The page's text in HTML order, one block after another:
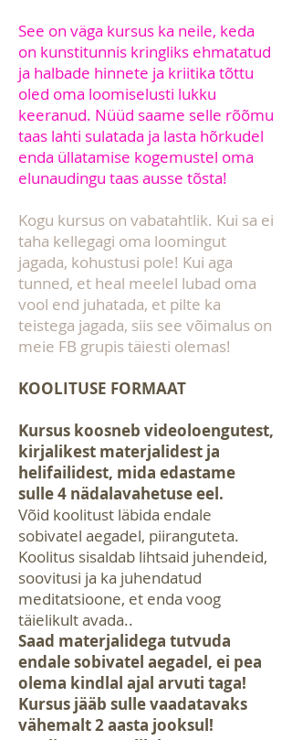
See on väga kursus ka neile, keda
on kunstitunnis kringliks ehmatatud
ja halbade hinnete ja kriitika tõttu
oled oma loomiselusti lukku
keeranud. Nüüd saame selle rõõmu
taas lahti sulatada ja lasta hõrkudel
enda üllatamise kogemustel oma
elunaudingu taas ausse tõsta!
Kogu kursus on vabatahtlik. Kui sa ei
taha kellegagi oma loomingut
jagada, kohustusi pole! Kui aga
tunned, et heal meelel lubad oma
vool end juhatada, et pilte ka
teistega jagada, siis see võimalus on
meie FB grupis täiesti olemas!
KOOLITUSE FORMAAT
Kursus koosneb videoloengutest,
kirjalikest materjalidest ja
helifailidest, mida edastame
sulle 4 nädalavahetuse eel.
Võid koolitust läbida endale
sobivatel aegadel, piiranguteta.
Koolitus sisaldab lihtsaid juhendeid,
soovitusi ja ka juhendatud
meditatsioone, et enda voog
täielikult avada..
Saad materjalidega tutvuda
endale sobivatel aegadel, ei pea
olema kindlal ajal arvuti taga!
Kursus jääb sulle vaadatavaks
vähemalt 2 aasta jooksul!